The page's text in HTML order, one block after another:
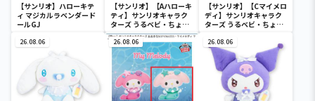
【サンリオ】ハローキテ
ィ マジカルラベンダード
ールGJ
【サンリオ】【Aハローキ
ティ】サンリオキャラク
ターズ うるベビ・ちょい
デカドール
【サンリオ】【Cマイメロ
ディ】サンリオキャラク
ターズ うるベビ・ちょい
26.08.06 26.08.06 26.08.06